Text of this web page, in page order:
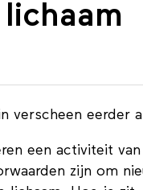
verscheen eerder
een activiteit
zijn om